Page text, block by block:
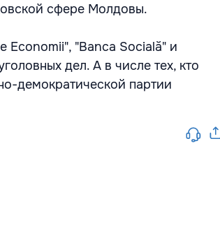
сфере Молдовы.
Economii", "Banca Socială" и
дел. А в числе тех, кто
демократической партии